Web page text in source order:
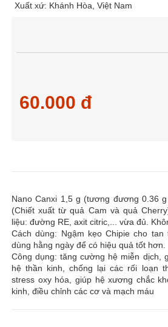
Xuất xứ: Khánh Hòa, Việt Nam
60.000 đ
Nano Canxi 1,5 g (tương đương 0.36
(Chiết xuất từ quả Cam và quả
liệu: đường RE, axit citric,... vừa đủ.
Cách dùng: Ngậm kẹo Chipie cho
dùng hằng ngày để có hiệu quả tốt hơn.
Công dụng: tăng cường hệ miễn dịch,
hệ thần kinh, chống lại các rối loạn
stress oxy hóa, giúp hệ xương chắc
kinh, điều chỉnh các cơ và mạch máu